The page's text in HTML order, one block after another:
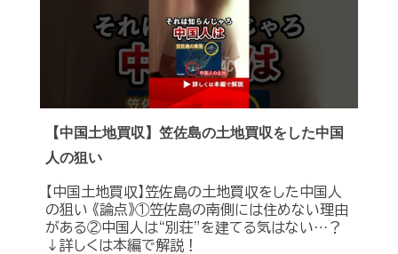
【中国土地買収】笠佐島の土地買収をした中国
人の狙い
【中国土地買収】笠佐島の土地買収をした中国人
の狙い 《論点》①笠佐島の南側には住めない理由
がある②中国人は“別荘”を建てる気はない…？
↓詳しくは本編で解説！